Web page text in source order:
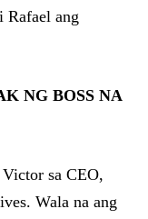
Rafael ang
NG BOSS NA
sa CEO,
Wala na ang